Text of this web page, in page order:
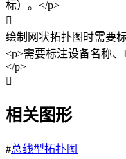
标）。</p>

绘制网状拓扑图时需要
<p>需要标注设备名称、
</p>

相关图形
#总线型拓扑图